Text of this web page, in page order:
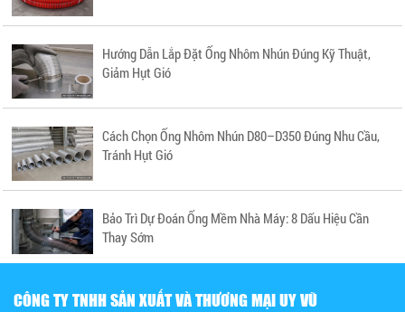
Hướng Dẫn Lắp Đặt Ống Nhôm Nhún Đúng Kỹ Thuật,
Giảm Hụt Gió
Cách Chọn Ống Nhôm Nhún D80–D350 Đúng Nhu Cầu,
Tránh Hụt Gió
Bảo Trì Dự Đoán Ống Mềm Nhà Máy: 8 Dấu Hiệu Cần
Thay Sớm
CÔNG TY TNHH SẢN XUẤT VÀ THƯƠNG MẠI UY VŨ